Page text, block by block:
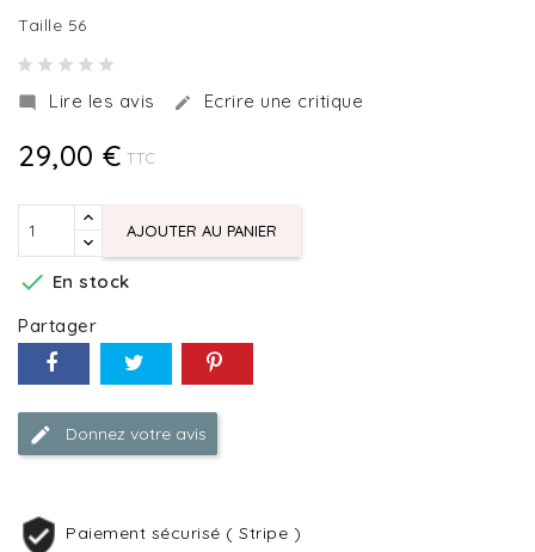
Taille 56
 Lire les avis  Ecrire une critique
29,00 € TTC
AJOUTER AU PANIER
 En stock
Partager
Donnez votre avis
Paiement sécurisé ( Stripe )